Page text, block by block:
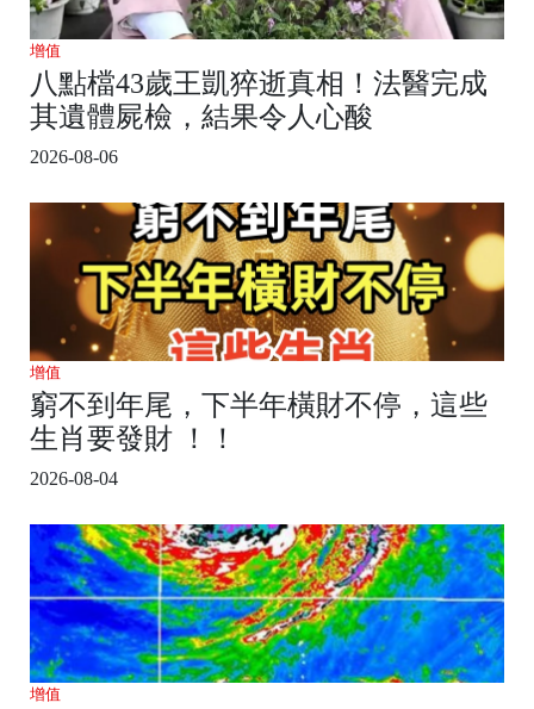
增值
八點檔43歲王凱猝逝真相！法醫完成
其遺體屍檢，結果令人心酸
2026-08-06
增值
窮不到年尾，下半年橫財不停，這些
生肖要發財 ！！
2026-08-04
增值